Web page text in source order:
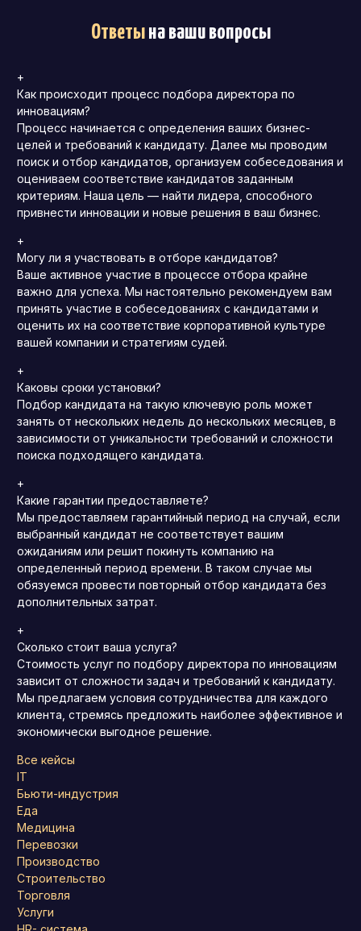
Ответына ваши вопросы
+
Как происходит процесс подбора директора по
инновациям?
Процесс начинается с определения ваших бизнес-
целей и требований к кандидату. Далее мы проводим
поиск и отбор кандидатов, организуем собеседования и
оцениваем соответствие кандидатов заданным
критериям. Наша цель — найти лидера, способного
привнести инновации и новые решения в ваш бизнес.
+
Могу ли я участвовать в отборе кандидатов?
Ваше активное участие в процессе отбора крайне
важно для успеха. Мы настоятельно рекомендуем вам
принять участие в собеседованиях с кандидатами и
оценить их на соответствие корпоративной культуре
вашей компании и стратегиям судей.
+
Каковы сроки установки?
Подбор кандидата на такую ​​ключевую роль может
занять от нескольких недель до нескольких месяцев, в
зависимости от уникальности требований и сложности
поиска подходящего кандидата.
+
Какие гарантии предоставляете?
Мы предоставляем гарантийный период на случай, если
выбранный кандидат не соответствует вашим
ожиданиям или решит покинуть компанию на
определенный период времени. В таком случае мы
обязуемся провести повторный отбор кандидата без
дополнительных затрат.
+
Сколько стоит ваша услуга?
Стоимость услуг по подбору директора по инновациям
зависит от сложности задач и требований к кандидату.
Мы предлагаем условия сотрудничества для каждого
клиента, стремясь предложить наиболее эффективное и
экономически выгодное решение.
Все кейсы
IT
Бьюти-индустрия
Еда
Медицина
Перевозки
Производство
Строительство
Торговля
Услуги